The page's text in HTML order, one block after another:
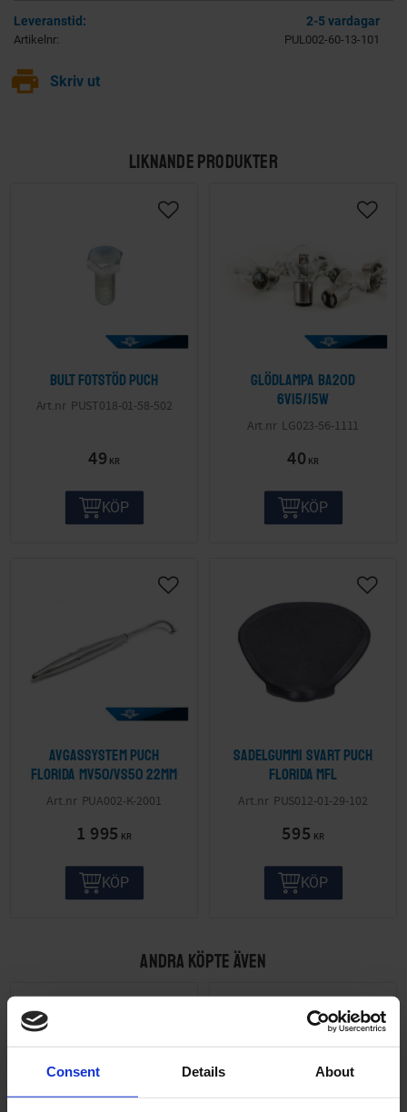
Consent Details About
2-5 vardagar
Artikelnr PUL002-60-13-101
print Skriv ut
LIKNANDE PRODUKTER
Bult fotstöd Puch
PUST018-01-58-502
49 KR
KÖP
Glödlampa BA20D
6V15/15W
LG023-56-1111
40 KR
KÖP
Avgassystem Puch
Florida MV50/VS50 22mm
PUA002-K-2001
1 995 KR
KÖP
Sadelgummi svart Puch
Florida mfl
PUS012-01-29-102
595 KR
KÖP
ANDRA KÖPTE ÄVEN